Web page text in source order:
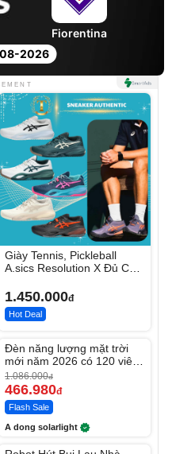
2026
Fiorentina
Giày Tennis, Pickleball
A.sics Resolution X Đủ Các
1.450.000đ
Hot Deal
-56%
Đèn năng lượng mặt trời
mới năm 2026 có 120 viên
LED lớn
1.086.000đ
466.980đ
Flash Sale
A dong solarlight